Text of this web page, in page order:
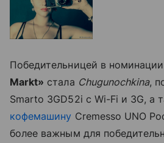
Победительницей в номинации
Markt» стала Chugunochkina,
Smarto 3GD52i с Wi-Fi и 3G, а
кофемашину Cremesso UNO
более важным для